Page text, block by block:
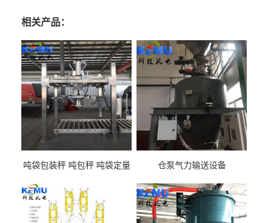
相关产品：
吨袋包装秤 吨包秤 吨袋定量
仓泵气力输送设备